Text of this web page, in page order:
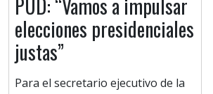
PUD: “Vamos a impulsar
elecciones presidenciales
justas”
Para el secretario ejecutivo de la